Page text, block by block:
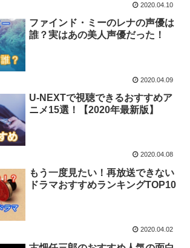
2020.04.10
ファインド・ミーのレナの声優は
誰？実はあの美人声優だった！
2020.04.09
U-NEXTで視聴できるおすすめア
ニメ15選！【2020年最新版】
2020.04.08
もう一度見たい！再放送できない
ドラマおすすめランキングTOP10
2020.04.02